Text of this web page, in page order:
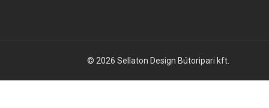
© 2026 Sellaton Design Bútoripari kft.